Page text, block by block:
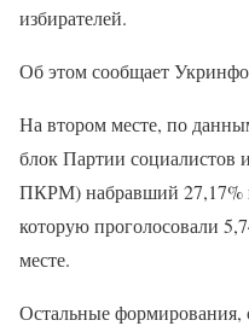
избирателей.
Об этом сообщает
На втором месте, по
блок Партии
ПКРМ) набравший 27,17%
которую проголосовали
месте.
Остальные формирования,